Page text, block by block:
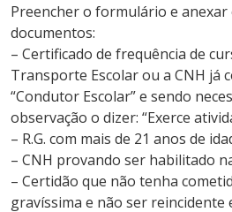
Preencher o formulário e anexar
documentos:
– Certificado de frequência de
Transporte Escolar ou a CNH já
“Condutor Escolar” e sendo
observação o dizer: “Exerce
– R.G. com mais de 21 anos de
– CNH provando ser habilitado
– Certidão que não tenha
gravíssima e não ser reincidente